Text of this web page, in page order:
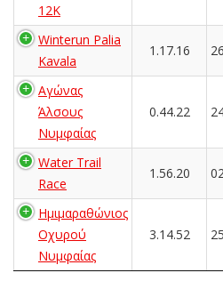
12K
Winterun Palia
Kavala
1.17.16
Αγώνας
Άλσους
Νυμφαίας
0.44.22
Water Trail
Race
1.56.20
Ημιμαραθώνιος
Οχυρού
Νυμφαίας
3.14.52